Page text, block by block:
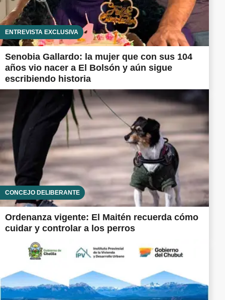
ENTREVISTA EXCLUSIVA
Senobia Gallardo: la mujer que con sus 104
años vio nacer a El Bolsón y aún sigue
escribiendo historia
CONCEJO DELIBERANTE
Ordenanza vigente: El Maitén recuerda cómo
cuidar y controlar a los perros